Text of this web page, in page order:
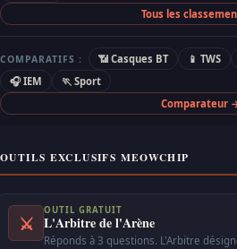
Tous les
COMPARATIFS : 📶 Casques BT 📱 TWS
🎧 IEM
🏃 Sport
Comparateur
OUTILS EXCLUSIFS MEOWCHIP
⚔
OUTIL GRATUIT
L'Arbitre de l'Arène
Réponds à 3 questions. L'Arbitre